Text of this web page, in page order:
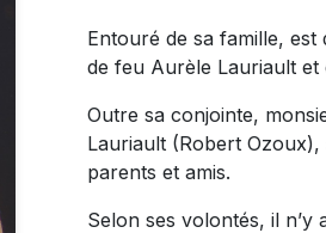
Entouré de sa famille, est
de feu Aurèle Lauriault
Outre sa conjointe,
Lauriault (Robert Ozoux),
parents et amis.
Selon ses volontés, il